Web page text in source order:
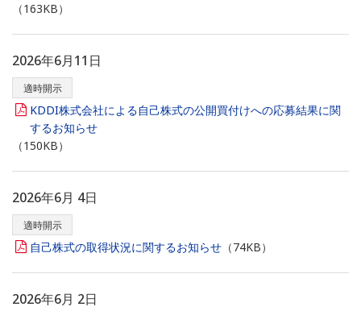
（163KB）
2026年6月11日
適時開示
KDDI株式会社による自己株式の公開買付けへの応募結果に関
するお知らせ
（150KB）
2026年6月 4日
適時開示
自己株式の取得状況に関するお知らせ （74KB）
2026年6月 2日